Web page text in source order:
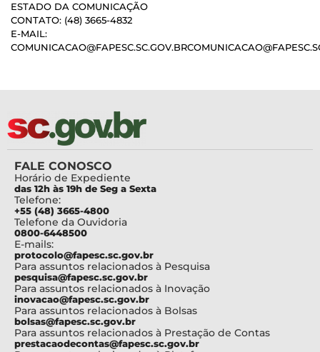
ESTADO DA COMUNICAÇÃO
CONTATO: (48) 3665-4832
E-MAIL:
FALE CONOSCO
Horário de Expediente
das 12h às 19h de Seg a Sexta
Telefone:
+55 (48) 3665-4800
Telefone da Ouvidoria
0800-6448500
E-mails:
protocolo@fapesc.sc.gov.br
Para assuntos relacionados à Pesquisa
pesquisa@fapesc.sc.gov.br
Para assuntos relacionados à Inovação
inovacao@fapesc.sc.gov.br
Para assuntos relacionados à Bolsas
bolsas@fapesc.sc.gov.br
Para assuntos relacionados à Prestação de Contas
prestacaodecontas@fapesc.sc.gov.br